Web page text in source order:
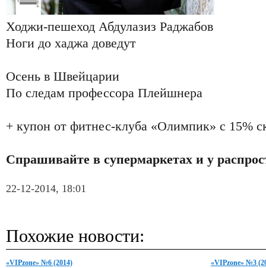
Ходжи-пешеход Абдулазиз Раджабов
Ноги до хаджа доведут
Осень в Швейцарии
По следам профессора Плейшнера
+ купон от фитнес-клуба «Олимпик» с 15%
Спрашивайте в супермаркетах и у
22-12-2014, 18:01
Похожие новости:
«VIPzone» №6 (2014)
«VIPzone» №3